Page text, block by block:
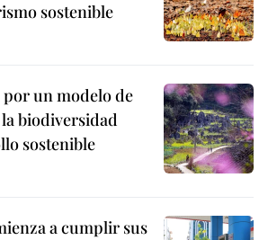
sostenible
un modelo de
biodiversidad
sostenible
a cumplir sus